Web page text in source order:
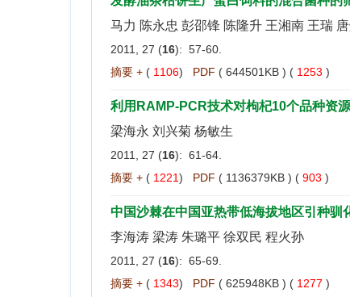
马力 陈永忠 彭邵锋 陈隆升 王湘南 王瑞
2011, 27 (16): 57-60.
摘要 + ( 1106) PDF ( 644501KB ) ( 1253 )
利用RAMP-PCR技术对枸杞10个品种资
梁海永 刘兴菊 杨敏生
2011, 27 (16): 61-64.
摘要 + ( 1221) PDF ( 1136379KB ) ( 903 )
中国沙棘在中国亚热带低海拔地区引种驯
李海涛 梁涛 朱璐平 徐双民 程火孙
2011, 27 (16): 65-69.
摘要 + ( 1343) PDF ( 625948KB ) ( 1277 )